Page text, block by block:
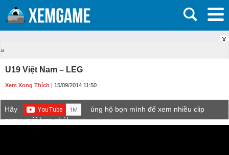
X
»
U19 Việt Nam – LEG
Xem Xong Thích | 15/09/2014 11:50
Hãy
ủng hộ bọn mình để xem nhiều clip
game mới hơn nhé!